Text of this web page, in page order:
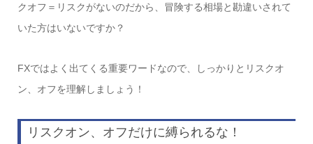
クオフ＝リスクがないのだから、冒険する相場と勘違いされて
いた方はいないですか？
FXではよく出てくる重要ワードなので、しっかりとリスクオ
ン、オフを理解しましょう！
リスクオン、オフだけに縛られるな！